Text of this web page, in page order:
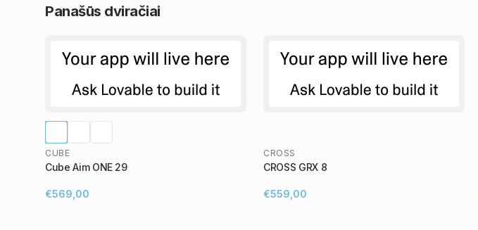
Panašūs dviračiai
CUBE
Cube Aim ONE 29
€569,00
CROSS
CROSS GRX 8
€559,00